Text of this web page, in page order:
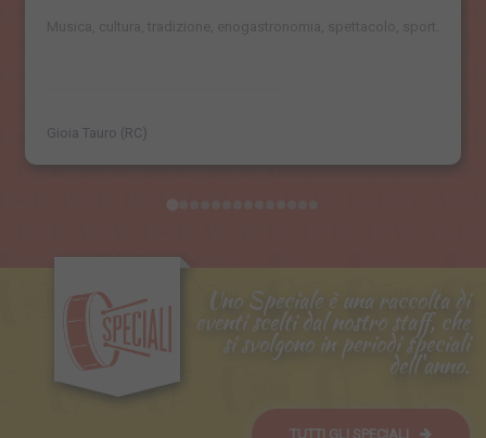
Gioia Tauro (RC)
Uno Speciale è una raccolta di
eventi scelti dal nostro staff, che
si svolgono in periodi speciali
dell'anno.
TUTTI GLI SPECIALI